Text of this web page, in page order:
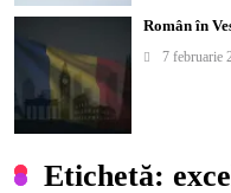
Etichetă:
Român în
7 februarie